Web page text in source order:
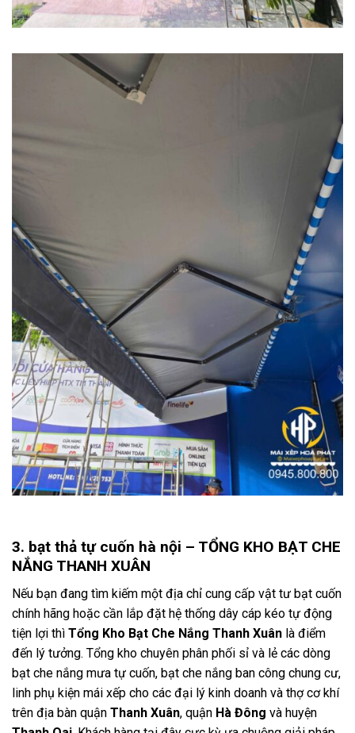
3. bạt thả tự cuốn hà nội – TỔNG KHO BẠT CHE
NẮNG THANH XUÂN
Nếu bạn đang tìm kiếm một địa chỉ cung cấp vật tư bạt cuốn
chính hãng hoặc cần lắp đặt hệ thống dây cáp kéo tự động
tiện lợi thì Tổng Kho Bạt Che Nắng Thanh Xuân là điểm
đến lý tưởng. Tổng kho chuyên phân phối sỉ và lẻ các dòng
bạt che nắng mưa tự cuốn, bạt che nắng ban công chung cư,
linh phụ kiện mái xếp cho các đại lý kinh doanh và thợ cơ khí
trên địa bàn quận Thanh Xuân, quận Hà Đông và huyện